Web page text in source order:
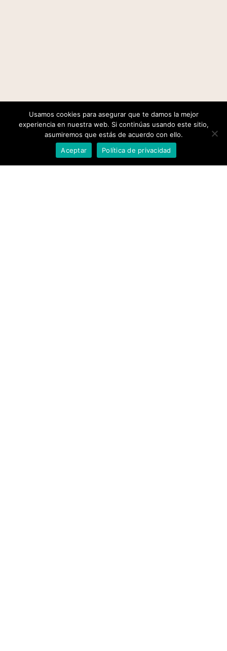
Usamos cookies para asegurar que te damos la mejor
experiencia en nuestra web. Si continúas usando este sitio,
asumiremos que estás de acuerdo con ello.
Aceptar
Política de privacidad